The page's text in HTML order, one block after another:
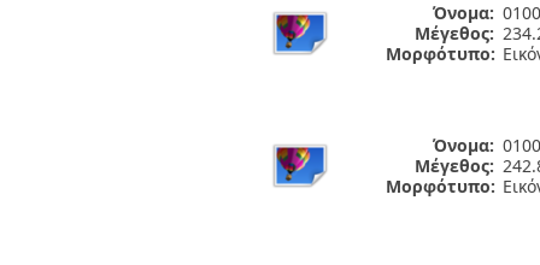
Όνομα:
Μέγεθος:
Μορφότυπο:
Όνομα:
Μέγεθος:
Μορφότυπο: